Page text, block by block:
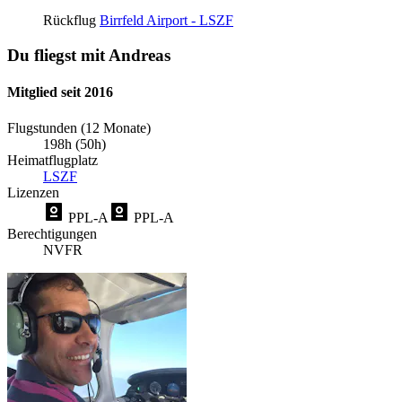
Rückflug Birrfeld Airport - LSZF
Du fliegst mit Andreas
Mitglied seit 2016
Flugstunden (12 Monate)
198h (50h)
Heimatflugplatz
LSZF
Lizenzen
PPL-A
PPL-A
Berechtigungen
NVFR